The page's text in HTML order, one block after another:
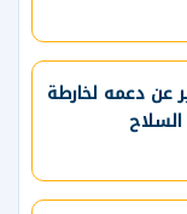
عن دعمه لخارطة